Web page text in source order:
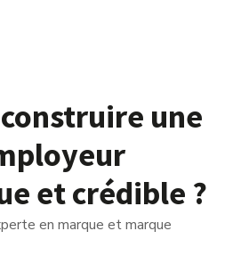
une
et crédible ?
en marque et marque